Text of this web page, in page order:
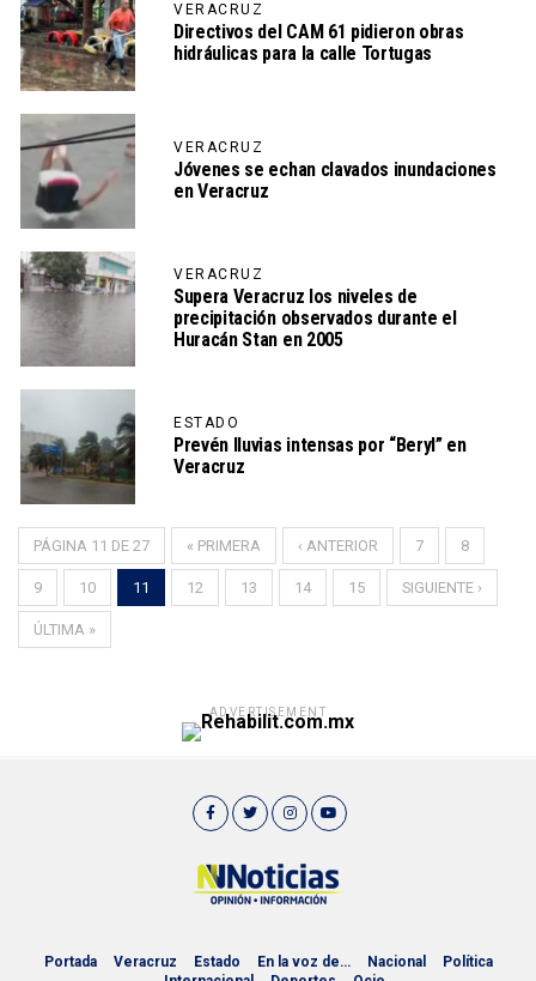
VERACRUZ
Directivos del CAM 61 pidieron obras
hidráulicas para la calle Tortugas
VERACRUZ
Jóvenes se echan clavados inundaciones
en Veracruz
VERACRUZ
Supera Veracruz los niveles de
precipitación observados durante el
Huracán Stan en 2005
ESTADO
Prevén lluvias intensas por “Beryl” en
Veracruz
PÁGINA 11 DE 27 « PRIMERA ‹ ANTERIOR 7 8
9 10 11 12 13 14 15 SIGUIENTE ›
ÚLTIMA »
ADVERTISEMENT
Portada Veracruz Estado En la voz de… Nacional
Política